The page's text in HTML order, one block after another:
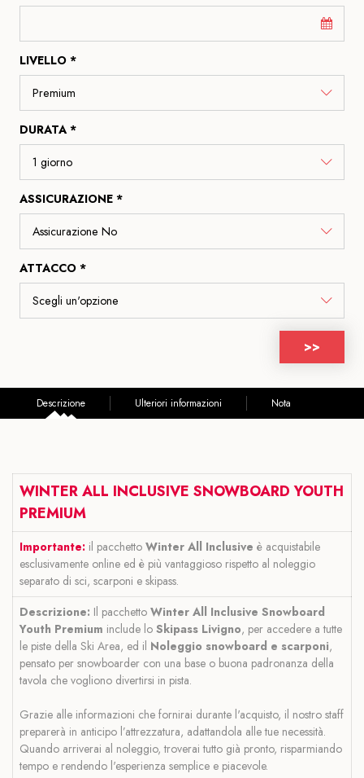
LIVELLO *
DURATA *
ASSICURAZIONE *
ATTACCO *
>>
Descrizione Ulteriori informazioni Nota
WINTER ALL INCLUSIVE SNOWBOARD YOUTH
PREMIUM
Importante: il pacchetto Winter All Inclusive è acquistabile
esclusivamente online ed è più vantaggioso rispetto al noleggio
separato di sci, scarponi e skipass.
Descrizione: Il pacchetto Winter All Inclusive Snowboard
Youth Premium include lo Skipass Livigno, per accedere a tutte
le piste della Ski Area, ed il Noleggio snowboard e scarponi,
pensato per snowboarder con una base o buona padronanza della
tavola che vogliono divertirsi in pista.
Grazie alle informazioni che fornirai durante l'acquisto, il nostro staff
preparerà in anticipo l’attrezzatura, adattandola alle tue necessità.
Quando arriverai al noleggio, troverai tutto già pronto, risparmiando
tempo e rendendo l'esperienza semplice e piacevole.